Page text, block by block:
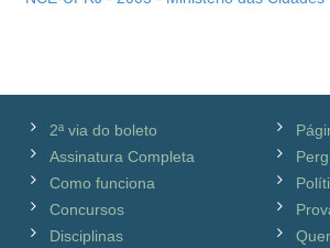
2ª via do boleto
Assinatura Completa
Como funciona
Concursos
Disciplinas